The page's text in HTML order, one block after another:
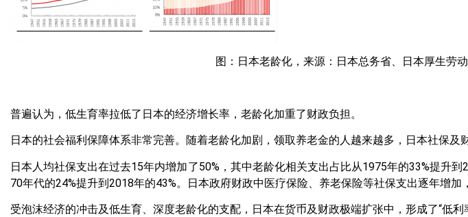
图：日本老龄化，来源：日本总务省、日本厚生劳
普遍认为，低生育率拉低了日本的经济增长率，老龄化加重了财政负担。
日本的社会福利保障体系非常完善。随着老龄化加剧，领取养老金的人越来越多，日本社保及
日本人均社保支出在过去15年内增加了50%，其中老龄化相关支出占比从1975年的33%提升
70年代的24%提升到2018年的43%。日本政府财政中医疗保险、养老保险等社保支出逐年增加
受泡沫经济的冲击及低生育、深度老龄化的支配，日本在货币及财政极端扩张中，形成了“低